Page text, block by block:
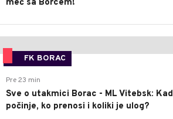
meč sa Borcem!
FK BORAC
Pre 23 min
Sve o utakmici Borac - ML Vitebsk: Kad
počinje, ko prenosi i koliki je ulog?